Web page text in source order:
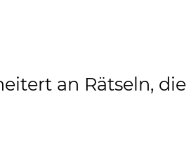
an Rätseln,